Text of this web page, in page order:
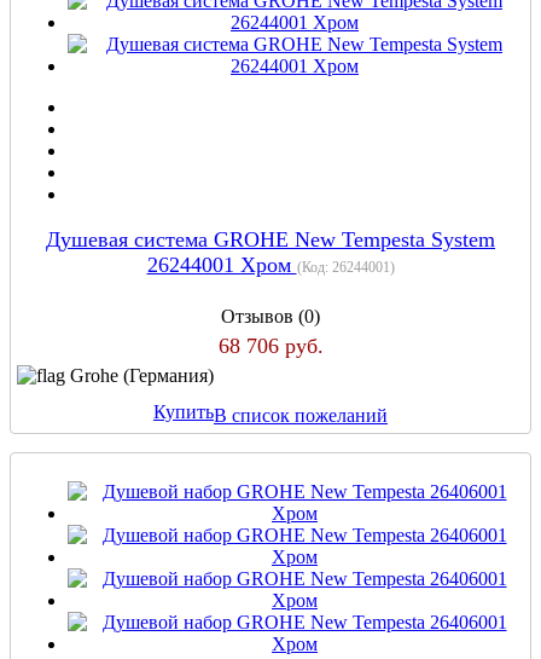
Душевая система GROHE New Tempesta System
26244001 Хром (Код: 26244001)
Отзывов (0)
68 706 руб.
Grohe (Германия)
КупитьВ список пожеланий